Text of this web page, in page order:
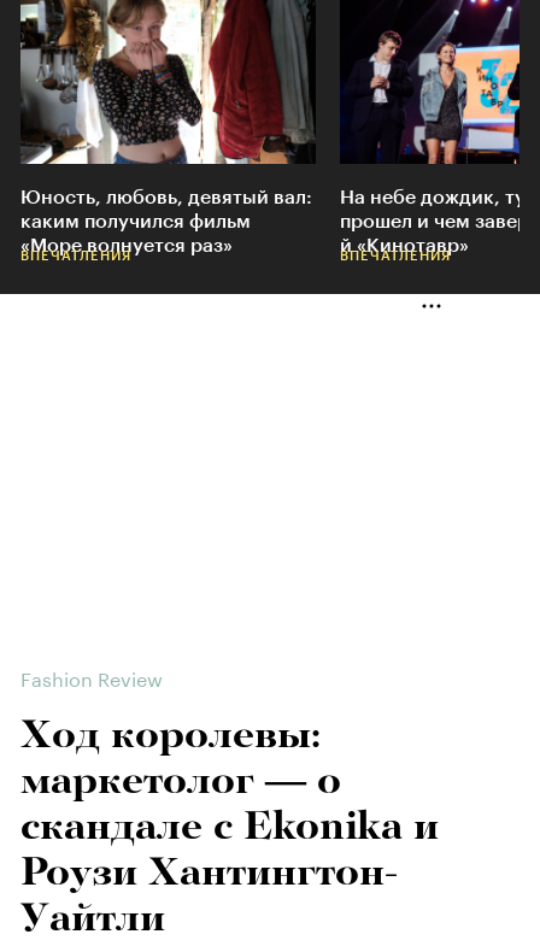
Юность, любовь, девятый вал:
каким получился фильм
«Море волнуется раз»
ВПЕЧАТЛЕНИЯ
На небе дождик,
прошел и чем
й «Кинотавр»
ВПЕЧАТЛЕНИЯ
Fashion Review
Ход королевы:
маркетолог — о
скандале с Ekonika и
Роузи Хантингтон-
Уайтли